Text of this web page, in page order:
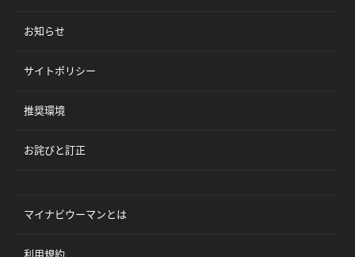
お知らせ
サイトポリシー
推奨環境
お詫びと訂正
マイナビウーマンとは
利用規約